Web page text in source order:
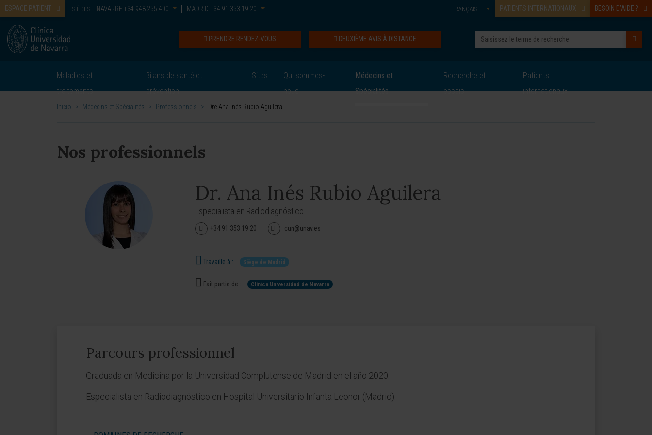
ESPACE PATIENT SIÈGES : NAVARRE +34 948 255 400 MADRID +34 91 353 19 20 PATIENTS INTERNATIONAUX BESOIN D’AIDE ?
FRANÇAISE
DEUXIÈME AVIS À DISTANCE
PRENDRE RENDEZ-VOUS
Maladies et
traitements
Bilans de santé et
prévention
Sites
Qui sommes-
nous
Médecins et
Spécialités
Recherche et
essais
Patients
internationaux
Inicio > Médecins et Spécialités > Professionnels > Dre Ana Inés Rubio Aguilera
Nos professionnels
Dr. Ana Inés Rubio Aguilera
Especialista en Radiodiagnóstico
+34 91 353 19 20 cun@unav.es
Travaille à : Siège de Madrid
Fait partie de : Clínica Universidad de Navarra
Parcours professionnel
Graduada en Medicina por la Universidad Complutense de Madrid en el año 2020.
Especialista en Radiodiagnóstico en Hospital Universitario Infanta Leonor (Madrid).